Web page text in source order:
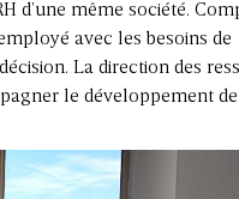
d’une même société.
avec les besoins de
La direction des
le développement de